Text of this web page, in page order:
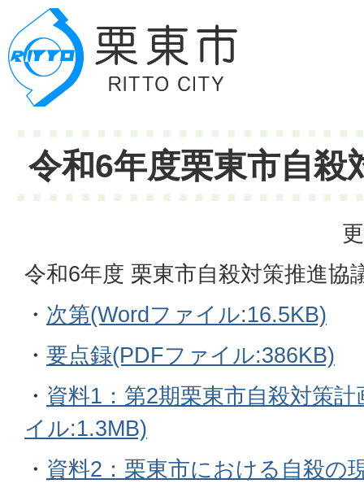
令和6年度栗東市自殺
令和6年度 栗東市自殺対策推進協
・ 次第(Wordファイル:16.5KB)
・ 要点録(PDFファイル:386KB)
・ 資料1：第2期栗東市自殺対策
イル:1.3MB)
・ 資料2：栗東市における自殺の